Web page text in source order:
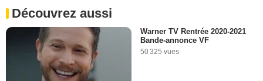
Découvrez aussi
Warner TV Rentrée 2020-2021
Bande-annonce VF
50 325 vues